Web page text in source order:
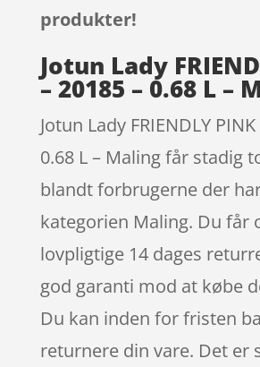
produkter!
Jotun Lady
– 20185 – 0.68 L –
Jotun Lady FRIENDLY
0.68 L – Maling får stadig
blandt forbrugerne der
kategorien Maling. Du får
lovpligtige 14 dages
god garanti mod at købe
Du kan inden for fristen
returnere din vare. Det er